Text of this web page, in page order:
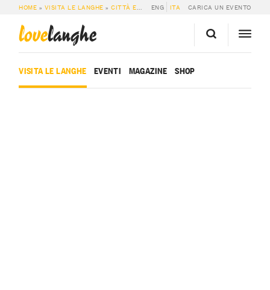
HOME » VISITA LE LANGHE »CITTÀ E PAESI » NOVELLO
ENG ITA CARICA UN EVENTO
lovelanghe
VISITA LE LANGHE EVENTI MAGAZINE SHOP